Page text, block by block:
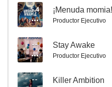
7.0
5.4 ¡Menuda
Productor Ejecutivo
-- Stay Awake
Productor Ejecutivo
-- Killer Ambition